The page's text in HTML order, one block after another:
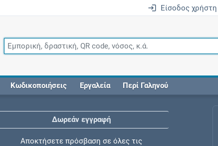
Είσοδος χρήστη
Κωδικοποιήσεις Εργαλεία Περί Γαληνού
Δωρεάν εγγραφή
Αποκτήσετε πρόσβαση σε όλες τις